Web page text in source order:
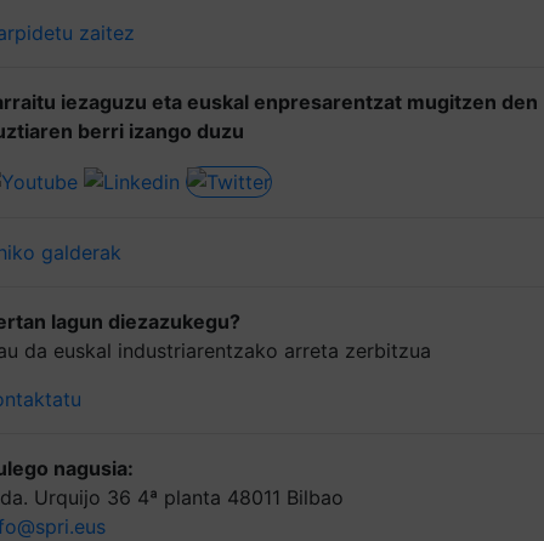
zaitez
iezaguzu eta euskal enpresarentzat mugitzen den
berri izango duzu
galderak
lagun diezazukegu?
da euskal industriarentzako arreta zerbitzua
nagusia:
Urquijo 36 4ª planta 48011 Bilbao